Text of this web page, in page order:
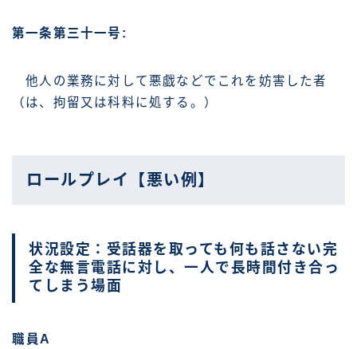
第一条第三十一号:
他人の業務に対して悪戯などでこれを妨害した者
（は、拘留又は科料に処する。）
ロールプレイ【悪い例】
状況設定：受話器を取っても何も話さない完
全な無言電話に対し、一人で長時間付き合っ
てしまう場面
職員A